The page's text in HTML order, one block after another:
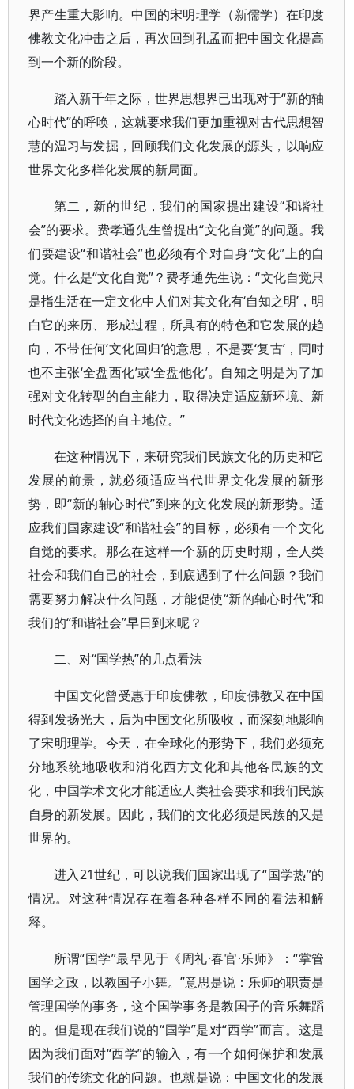
界产生重大影响。中国的宋明理学（新儒学）在印度
佛教文化冲击之后，再次回到孔孟而把中国文化提高
到一个新的阶段。
踏入新千年之际，世界思想界已出现对于“新的轴
心时代”的呼唤，这就要求我们更加重视对古代思想智
慧的温习与发掘，回顾我们文化发展的源头，以响应
世界文化多样化发展的新局面。
第二，新的世纪，我们的国家提出建设“和谐社
会”的要求。费孝通先生曾提出“文化自觉”的问题。我
们要建设“和谐社会”也必须有个对自身“文化”上的自
觉。什么是“文化自觉”？费孝通先生说：“文化自觉只
是指生活在一定文化中人们对其文化有‘自知之明’，明
白它的来历、形成过程，所具有的特色和它发展的趋
向，不带任何‘文化回归’的意思，不是要‘复古’，同时
也不主张‘全盘西化’或‘全盘他化’。自知之明是为了加
强对文化转型的自主能力，取得决定适应新环境、新
时代文化选择的自主地位。”
在这种情况下，来研究我们民族文化的历史和它
发展的前景，就必须适应当代世界文化发展的新形
势，即“新的轴心时代”到来的文化发展的新形势。适
应我们国家建设“和谐社会”的目标，必须有一个文化
自觉的要求。那么在这样一个新的历史时期，全人类
社会和我们自己的社会，到底遇到了什么问题？我们
需要努力解决什么问题，才能促使“新的轴心时代”和
我们的“和谐社会”早日到来呢？
二、对“国学热”的几点看法
中国文化曾受惠于印度佛教，印度佛教又在中国
得到发扬光大，后为中国文化所吸收，而深刻地影响
了宋明理学。今天，在全球化的形势下，我们必须充
分地系统地吸收和消化西方文化和其他各民族的文
化，中国学术文化才能适应人类社会要求和我们民族
自身的新发展。因此，我们的文化必须是民族的又是
世界的。
进入21世纪，可以说我们国家出现了“国学热”的
情况。对这种情况存在着各种各样不同的看法和解
释。
所谓“国学”最早见于《周礼·春官·乐师》：“掌管
国学之政，以教国子小舞。”意思是说：乐师的职责是
管理国学的事务，这个国学事务是教国子的音乐舞蹈
的。但是现在我们说的“国学”是对“西学”而言。这是
因为我们面对“西学”的输入，有一个如何保护和发展
我们的传统文化的问题。也就是说：中国文化的发展